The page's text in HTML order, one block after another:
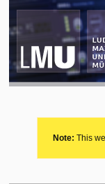
Note: This